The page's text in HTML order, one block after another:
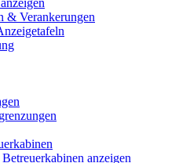
& Verankerungen
anzeigen